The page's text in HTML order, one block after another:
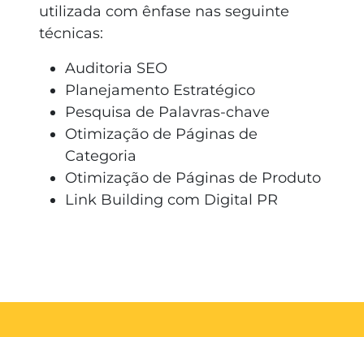
utilizada com ênfase nas seguinte
técnicas:
Auditoria SEO
Planejamento Estratégico
Pesquisa de Palavras-chave
Otimização de Páginas de
Categoria
Otimização de Páginas de Produto
Link Building com Digital PR